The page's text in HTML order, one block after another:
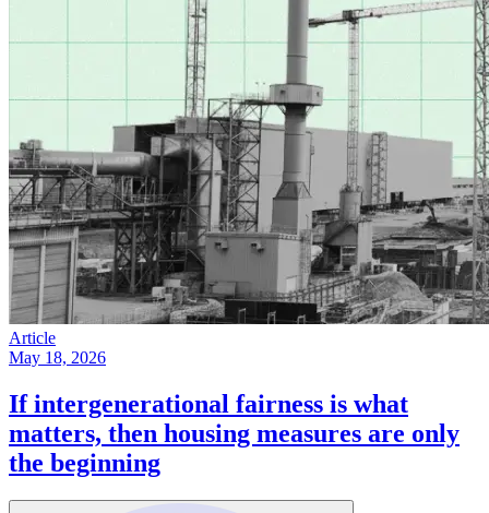
Article
May 18, 2026
If intergenerational fairness is what
matters, then housing measures are only
the beginning​​​​‌ ‍ ​‍​‍‌‍ ‌ ​‍‌‍‍‌‌‍‌ ‌‍‍‌‌‍ ‍​‍​‍​ ‍‍​‍​‍‌ ​ ‌‍​‌‌‍ ‍‌‍‍‌‌ ‌​‌ ‍‌​‍ ‍‌‍‍‌‌‍ ​‍​‍​‍ ​​‍​‍‌‍‍​‌ ​‍‌‍‌‌‌‍‌‍​‍​‍​ ‍‍​‍​‍‌‍‍​‌ ‌​‌ ‌​‌ ​​​ ‍‍​‍ ​‍ ‌‍ ​‌‍ ‌‍​ ‌‍​‌‌‍ ​‌‍‍​‌‍ ‌ ​ ‌ ‌​​ ‍‍​ ​ ​ ​ ​ ​ ​ ​ ​‍ ‌‍‍‌‌‍ ‍‌ ‌​‌‍‌‌‌‍ ‍‌ ‌​​‍ ‌‍‌‌‌‍‌​‌‍‍‌‌ ‌​​‍ ‌‍ ‌‌‍ ‌‍‌​‌‍‌‌​ ‌‌ ​​‌ ​‍‌‍‌‌‌ ​ ‌‍‌‌‌‍ ‍‌ ‌​‌‍​‌‌ ‌​‌‍‍‌‌‍ ‌‍ ‍​ ‍ ‌‍‍‌‌‍‌​​ ‌​ ‌‌‌‍​‌​ ‌‍​ ‌‌‌‍​‌​ ‌‌​ ‌‍​ ​​​‍ ‌‌‍​‌‌‍‌‌​ ‍​‌‍​‌​‍ ‌​ ‌​​ ‌‌​ ‌‍‌‍‌‍​‍ ‌‌‍​‌​ ‌​​ ‌ ​ ‌​​‍ ‌​ ‌‍‌‍‌‍‌‍​‍‌‍​‌​ ‌​​ ​‍​ ‍‌​ ‌‌​ ​ ​ ‌​​ ‌ ​ ​‍​ ‍ ‌ ‌​‌ ‍‌‌ ​​‌‍‌‌​ ‌‌‍ ‍‌‍‌‌‌ ‌ ‌ ​ ​ ‍ ‌ ​​‌‍​‌‌ ‌​‌‍‍​​ ‌‌ ‌​‌‍‍‌‌ ‌​‌‍ ​‌‍‌‌​ ‌‍​‍‌‍​‌‌ ​ ‌‍‌‌‌‌‌‌‌ ​‍‌‍ ​​ ‌‌‍‍​‌ ‌​‌ ‌​‌ ​​​‍‌‌​ ​ ‌​​‌​‍‌‌​ ​‍‌​‌‍​‍‌‌​ ​‍‌​‌‍‌‍ ​‌‍ ‌‍​ ‌‍​‌‌‍ ​‌‍‍​‌‍ ‌ ​ ‌ ‌​​‍‌‌​ ​ ‌​​‌​ ​ ​ ​ ​ ​ ​ ​ ​‍‌‍‌‍‍‌‌‍‌​​ ‌​ ‌‌‌‍​‌​ ‌‍​ ‌‌‌‍​‌​ ‌‌​ ‌‍​ ​​​‍ ‌‌‍​‌‌‍‌‌​ ‍​‌‍​‌​‍ ‌​ ‌​​ ‌‌​ ‌‍‌‍‌‍​‍ ‌‌‍​‌​ ‌​​ ‌ ​ ‌​​‍ ‌​ ‌‍‌‍‌‍‌‍​‍‌‍​‌​ ‌​​ ​‍​ ‍‌​ ‌‌​ ​ ​ ‌​​ ‌ ​ ​‍​‍‌‍‌ ‌​‌ ‍‌‌ ​​‌‍‌‌​ ‌‌‍ ‍‌‍‌‌‌ ‌ ‌ ​ ​‍‌‍‌ ​​‌‍​‌‌ ‌​‌‍‍​​ ‌‌ ‌​‌‍‍‌‌ ‌​‌‍ ​‌‍‌‌​‍‌‍‌ ​​‌‍‌‌‌ ​‍‌ ​ ‌ ​​‌‍‌‌‌‍​ ‌ ‌​‌‍‍‌‌ ‌‍‌‍‌‌​ ‌‌ ​​‌ ‌‌‌‍​‍‌‍ ​‌‍‍‌‌ ​ ‌‍‍​‌‍‌‌‌‍‌​​‍​‍‌ ‌